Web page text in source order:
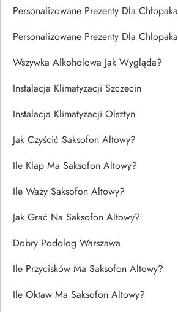
Personalizowane Prezenty Dla Chłopaka
Personalizowane Prezenty Dla Chlopaka
Wszywka Alkoholowa Jak Wygląda?
Instalacja Klimatyzacji Szczecin
Instalacja Klimatyzacji Olsztyn
Jak Czyścić Saksofon Altowy?
Ile Klap Ma Saksofon Altowy?
Ile Waży Saksofon Altowy?
Jak Grać Na Saksofon Altowy?
Dobry Podolog Warszawa
Ile Przycisków Ma Saksofon Altowy?
Ile Oktaw Ma Saksofon Altowy?